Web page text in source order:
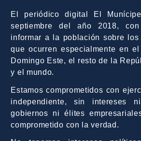
El periódico digital El
septiembre del año 2018,
informar a la población sobre los
que ocurren especialmente en
Domingo Este, el resto de la
y el mundo.
Estamos comprometidos con
independiente, sin intereses
gobiernos ni élites
comprometido con la verdad.